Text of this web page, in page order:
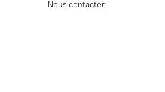
Nous contacter